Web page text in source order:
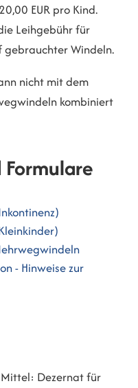
EUR pro Kind.
Leihgebühr für
gebrauchter Windeln.
nicht mit dem
kombiniert
- Hinweise zur
Dezernat für